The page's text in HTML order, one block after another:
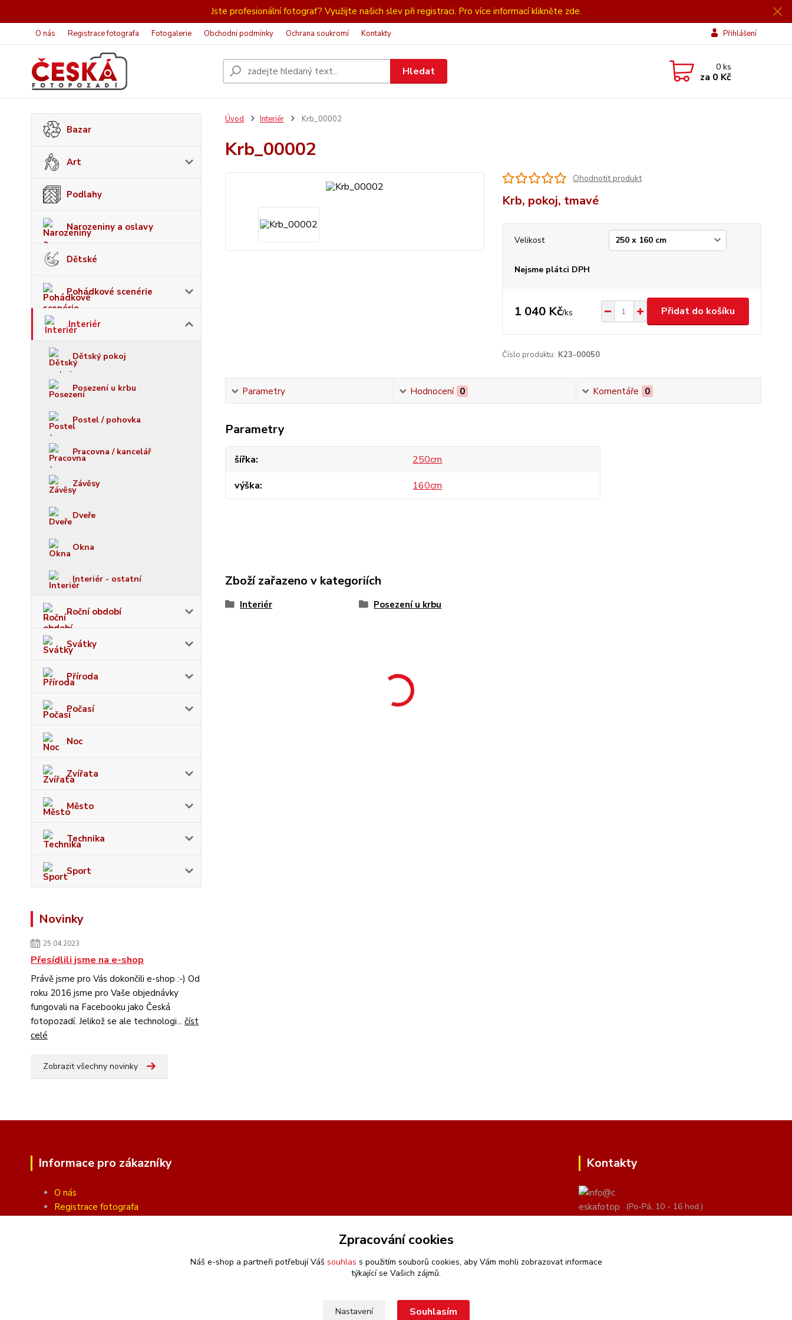
Jste profesionální fotograf? Využijte našich slev při registraci. Pro více informací klikněte zde.
O nás Registrace fotografa Fotogalerie Obchodní podmínky Ochrana soukromí Kontakty Přihlášení
Hledat 0ks
za 0 Kč
Bazar
Art
Podlahy
Narozeniny a oslavy
Dětské
Pohádkové scenérie
Interiér
Dětský pokoj
Posezení u krbu
Postel / pohovka
Pracovna / kancelář
Závěsy
Dveře
Okna
Interiér - ostatní
Roční období
Svátky
Příroda
Počasí
Noc
Zvířata
Město
Technika
Sport
Novinky
25.04.2023
Přesídlili jsme na e-shop
Právě jsme pro Vás dokončili e-shop :-) Od
roku 2016 jsme pro Vaše objednávky
fungovali na Facebooku jako Česká
fotopozadí. Jelikož se ale technologi... číst
celé
Zobrazit všechny novinky
Úvod Interiér Krb_00002
Krb_00002
Ohodnotit produkt
Krb, pokoj, tmavé
Velikost
Nejsme plátci DPH
1 040 Kč/ks Přidat do košíku
Číslo produktu: K23-00050
Parametry Hodnocení 0 Komentáře 0
Parametry
šířka
250cm
výška
160cm
Zboží zařazeno v kategoriích
Interiér Posezení u krbu
Informace pro zákazníky
O nás
Registrace fotografa
Kontakty
(Po-Pá, 10 - 16 hod.)
Zpracování cookies
Náš e-shop a partneři potřebují Váš souhlas s použitím souborů cookies, aby Vám mohli zobrazovat informace
týkající se Vašich zájmů.
Nastavení Souhlasím